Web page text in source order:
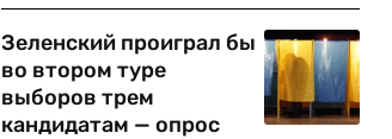
Зеленский проиграл бы
во втором туре
выборов трем
кандидатам — опрос